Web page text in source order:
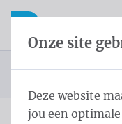
Inhoud overslaan
Taalkeuze overslaan
Open mobiele
Startpagina
Producten
Vlaggen
Officiële vlaggen
Landenvlaggen
Landenvlaggen
Onze site
Deze website
jou een